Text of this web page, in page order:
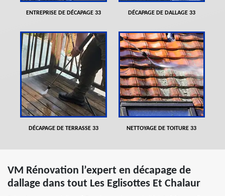
ENTREPRISE DE DÉCAPAGE 33 DÉCAPAGE DE DALLAGE 33
DÉCAPAGE DE TERRASSE 33 NETTOYAGE DE TOITURE 33
VM Rénovation l’expert en décapage de
dallage dans tout Les Eglisottes Et Chalaur